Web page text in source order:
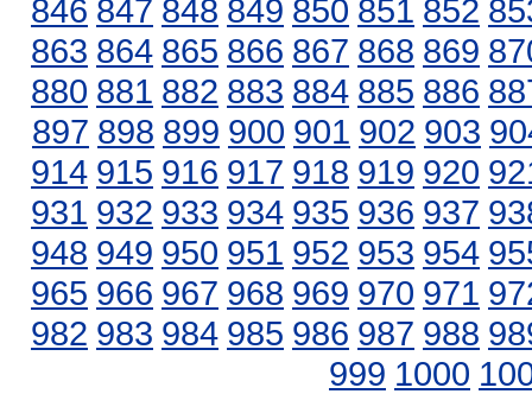
846 847 848 849 850 851 852
863 864 865 866 867 868 869
880 881 882 883 884 885 886
897 898 899 900 901 902 903
914 915 916 917 918 919 920
931 932 933 934 935 936 937
948 949 950 951 952 953 954
965 966 967 968 969 970 971
982 983 984 985 986 987 988
999 1000